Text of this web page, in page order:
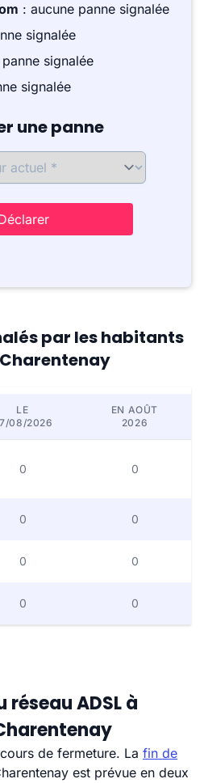
: aucune panne signalée
signalée
signalée
signalée
une panne
par les habitants
LE
08/2026
EN AOÛT
2026
0 0
0 0
0 0
0 0
ADSL à
de fermeture. La fin de
est prévue en deux